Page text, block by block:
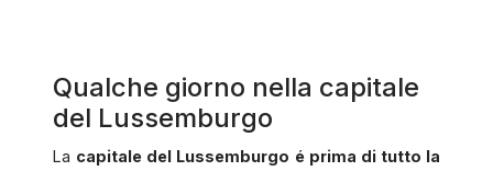
Qualche giorno nella capitale
del Lussemburgo
La capitale del Lussemburgo é prima di tutto la